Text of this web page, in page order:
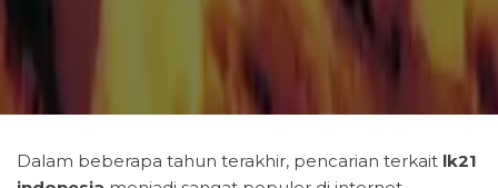
Dalam beberapa tahun terakhir, pencarian terkait lk21